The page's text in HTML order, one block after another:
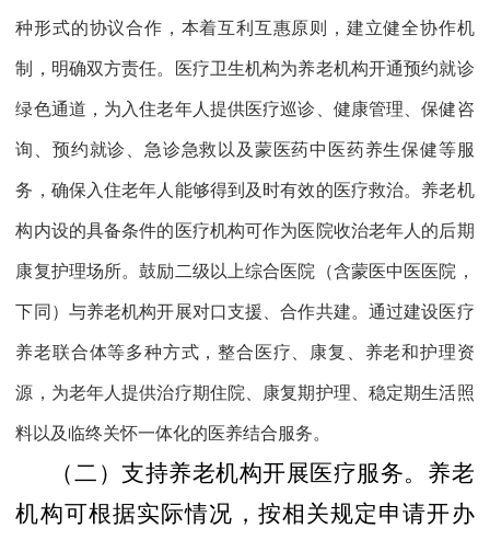
种形式的协议合作，本着互利互惠原则，建立健全协作机
制，明确双方责任。医疗卫生机构为养老机构开通预约就诊
绿色通道，为入住老年人提供医疗巡诊、健康管理、保健咨
询、预约就诊、急诊急救以及蒙医药中医药养生保健等服
务，确保入住老年人能够得到及时有效的医疗救治。养老机
构内设的具备条件的医疗机构可作为医院收治老年人的后期
康复护理场所。鼓励二级以上综合医院（含蒙医中医医院，
下同）与养老机构开展对口支援、合作共建。通过建设医疗
养老联合体等多种方式，整合医疗、康复、养老和护理资
源，为老年人提供治疗期住院、康复期护理、稳定期生活照
料以及临终关怀一体化的医养结合服务。
（二）支持养老机构开展医疗服务。 养老
机构可根据实际情况，按相关规定申请开办